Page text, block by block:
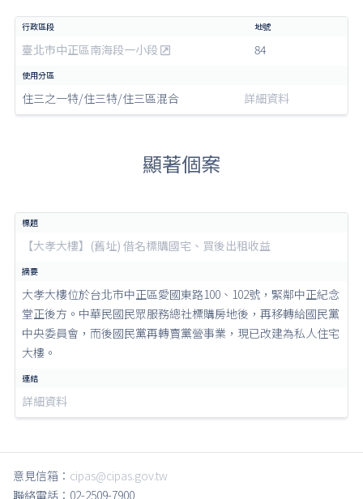
臺北市中正區南海段一小段 84
住三之一特/住三特/住三區混合 詳細資料
顯著個案
【大孝大樓】(舊址) 借名標購國宅、買後出租收益
大孝大樓位於台北市中正區愛國東路100、102號，緊鄰中正紀念
堂正後方。中華民國民眾服務總社標購房地後，再移轉給國民黨
中央委員會，而後國民黨再轉賣黨營事業，現已改建為私人住宅
大樓。
詳細資料
意見信箱： cipas@cipas.gov.tw
聯絡電話：02-2509-7900